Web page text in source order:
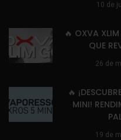
10 de
🔥 OXVA
QUE
26 de
🔥
MINI!
19 de